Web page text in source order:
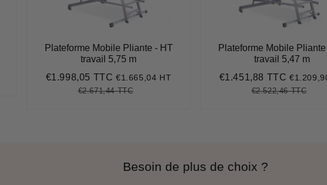
Plateforme Mobile Pliante - HT
travail 5,75 m
Prix
€1.998,05 TTC€1.998,05
€1.665,04 HT
Prix
€2.671,44 TTC€2.671,44
Plateforme Mobile
travail 5,47 m
Prix
€1.451,88 TTC
Prix
€2.522,46 TTC
Besoin de plus de choix ?